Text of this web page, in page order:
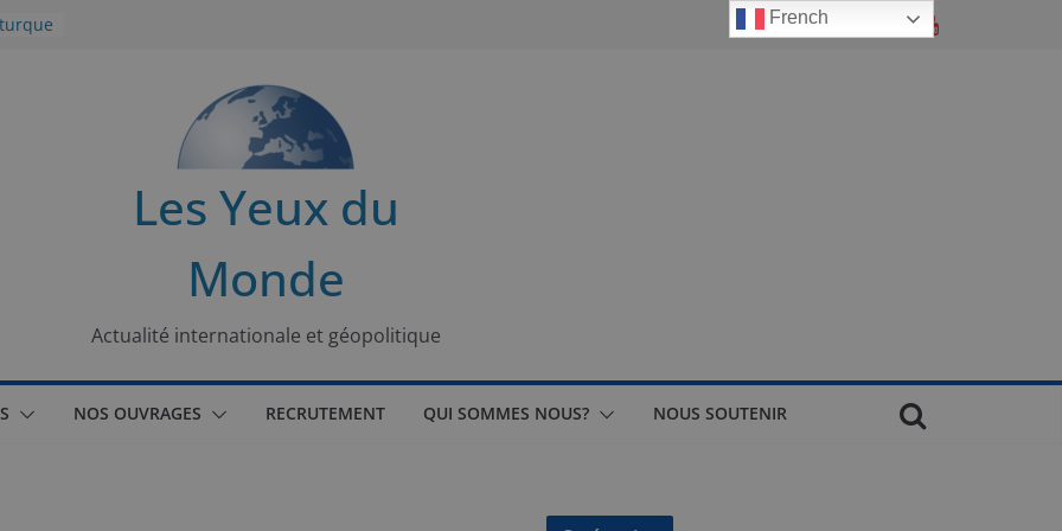
Les Yeux du
Monde
Actualité internationale et géopolitique
NOS OUVRAGES RECRUTEMENT QUI SOMMES NOUS? NOUS SOUTENIR
French